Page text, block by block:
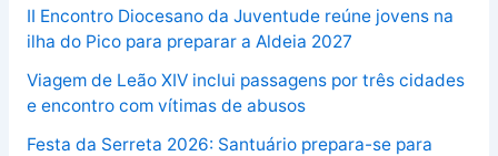
II Encontro Diocesano da Juventude reúne jovens na
ilha do Pico para preparar a Aldeia 2027
Viagem de Leão XIV inclui passagens por três cidades
e encontro com vítimas de abusos
Festa da Serreta 2026: Santuário prepara-se para